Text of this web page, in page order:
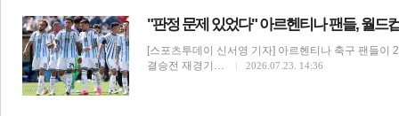
"판정 문제 있었다" 아르헨티나 팬들, 월드
[스포츠투데이 신서영 기자] 아르헨티나 축구 팬들이
결승전 재경기…
2026.07.23. 14:36